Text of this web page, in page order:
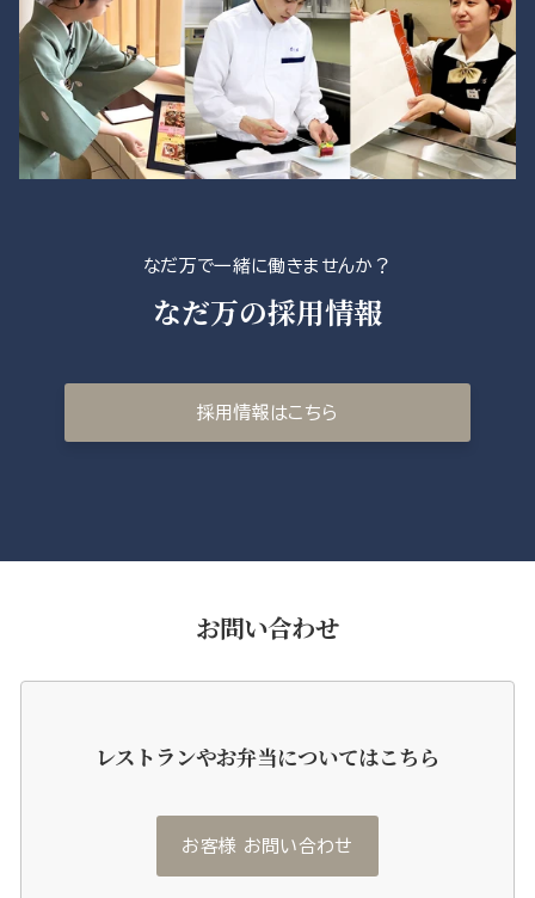
なだ万で一緒に働きませんか？
なだ万の採用情報
採用情報はこちら
お問い合わせ
レストランやお弁当についてはこちら
お客様 お問い合わせ